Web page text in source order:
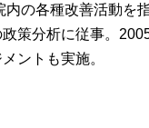
の各種改善活動を
策分析に従事。
ントも実施。